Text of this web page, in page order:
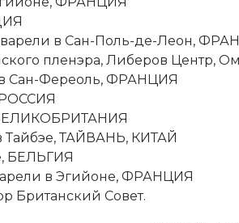
в Сан-Поль-де-Леон,
пленэра, Либеров Центр,
Сан-Фереоль, ФРАНЦИЯ
РОССИЯ
ВЕЛИКОБРИТАНИЯ
Тайбэе, ТАЙВАНЬ, КИТАЙ
БЕЛЬГИЯ
в Эгийоне, ФРАНЦИЯ
Британский Совет.